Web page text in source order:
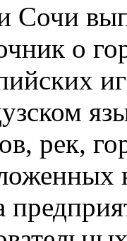
Сочи
о
рек,